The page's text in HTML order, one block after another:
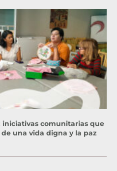
comunitarias que
una vida digna y la paz